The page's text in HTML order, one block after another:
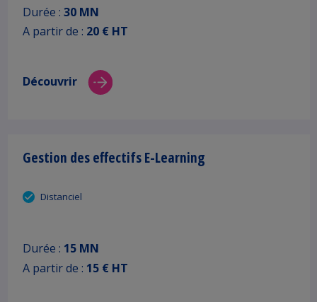
Durée : 30 MN
A partir de : 20 € HT
Découvrir
Gestion des effectifs E-Learning
Distanciel
Durée : 15 MN
A partir de : 15 € HT